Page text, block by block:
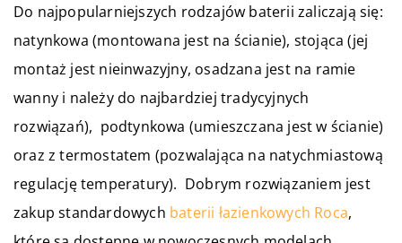
Do najpopularniejszych rodzajów baterii zaliczają się:
natynkowa (montowana jest na ścianie), stojąca (jej
montaż jest nieinwazyjny, osadzana jest na ramie
wanny i należy do najbardziej tradycyjnych
rozwiązań), podtynkowa (umieszczana jest w ścianie)
oraz z termostatem (pozwalająca na natychmiastową
regulację temperatury). Dobrym rozwiązaniem jest
zakup standardowych baterii łazienkowych Roca,